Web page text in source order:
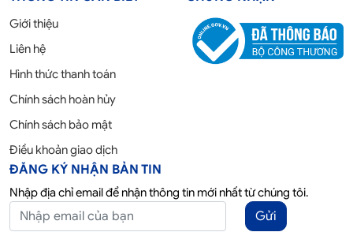
Giới thiệu
Liên hệ
Hình thức thanh toán
Chính sách hoàn hủy
Chính sách bảo mật
Điều khoản giao dịch
ĐĂNG KÝ NHẬN BẢN TIN
Nhập địa chỉ email để nhận thông tin mới nhất từ chúng tôi.
Gửi